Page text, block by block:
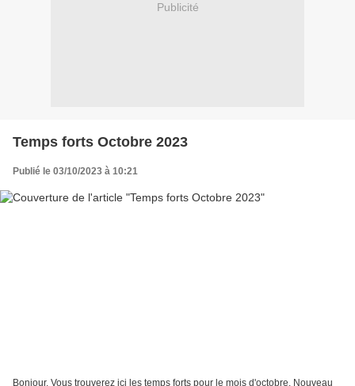
Publicité
Temps forts Octobre 2023
Publié le 03/10/2023 à 10:21
Bonjour, Vous trouverez ici les temps forts pour le mois d'octobre. Nouveau